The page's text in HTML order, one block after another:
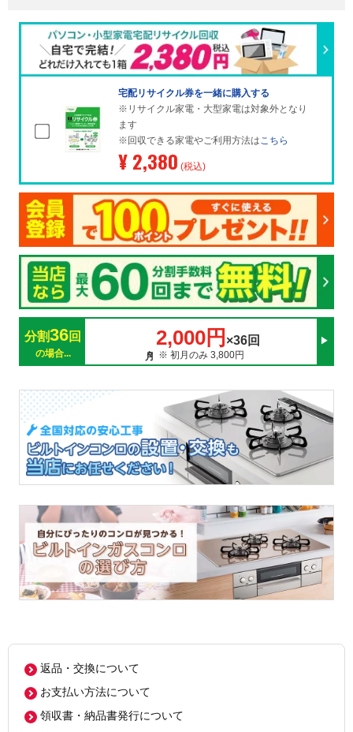
宅配リサイクル券を一緒に購入する
※リサイクル家電・大型家電は対象外となり
ます
※回収できる家電やご利用方法はこちら
¥ 2,380 (税込)
分割36回
の場合...
2,000円 ×36回
※ 初月のみ 3,800円
返品・交換について
お支払い方法について
領収書・納品書発行について